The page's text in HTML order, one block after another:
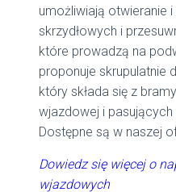
umożliwiają otwieranie
skrzydłowych i
które prowadzą na
proponuje skrupulatnie
który składa się z
wjazdowej i pasujących
Dostępne są w naszej
Dowiedz się więcej o
wjazdowych